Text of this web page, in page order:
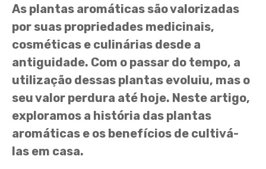
As plantas aromáticas são valorizadas
por suas propriedades medicinais,
cosméticas e culinárias desde a
antiguidade. Com o passar do tempo, a
utilização dessas plantas evoluiu, mas o
seu valor perdura até hoje. Neste artigo,
exploramos a história das plantas
aromáticas e os benefícios de cultivá-
las em casa.